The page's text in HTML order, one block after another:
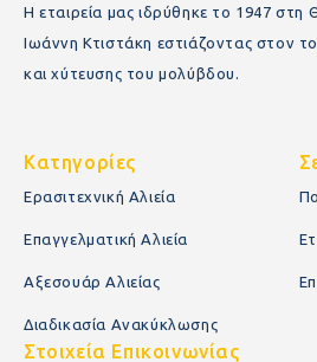
Η εταιρεία μας ιδρύθηκε το 1947 στη
Ιωάννη Κτιστάκη εστιάζοντας στον
και χύτευσης του μολύβδου.
Κατηγορίες
Ερασιτεχνική Αλιεία
Επαγγελματική Αλιεία
Αξεσουάρ Αλιείας
Διαδικασία Ανακύκλωσης
Στοιχεία Επικοινωνίας